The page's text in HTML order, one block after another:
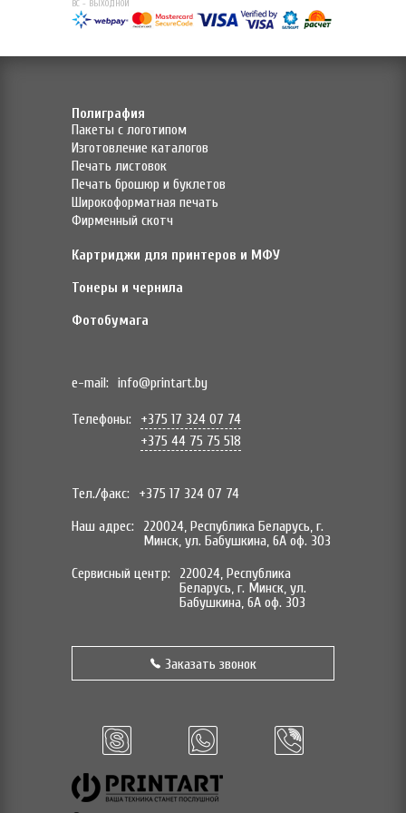
ВС - ВЫХОДНОЙ
Полиграфия
Пакеты с логотипом
Изготовление каталогов
Печать листовок
Печать брошюр и буклетов
Широкоформатная печать
Фирменный скотч
Картриджи для принтеров и МФУ
Тонеры и чернила
Фотобумага
e-mail: info@printart.by
Телефоны:
+375 17 324 07 74
+375 44 75 75 518
Тел./факс:
+375 17 324 07 74
Наш адрес:
220024, Республика Беларусь, г.
Минск, ул. Бабушкина, 6А оф. 303
Сервисный центр:
220024, Республика
Беларусь, г. Минск, ул.
Бабушкина, 6А оф. 303
Заказать звонок